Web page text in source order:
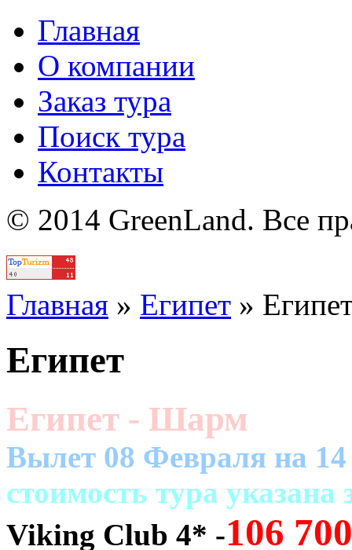
Главная
О компании
Заказ тура
Поиск тура
Контакты
© 2014 GreenLand. Все
Главная » Египет »
Египет
Египет - Шарм
Вылет 08 Февраля на 14
cтоимость тура указана
Viking Club 4* -106 700